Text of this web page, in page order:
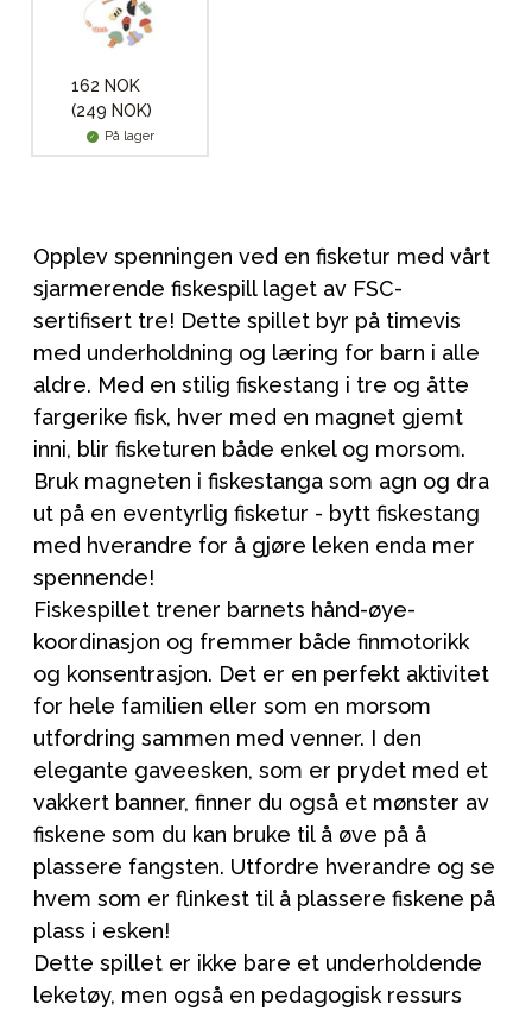
162 NOK
(249 NOK)
På lager
Opplev spenningen ved en fisketur med vårt
sjarmerende fiskespill laget av FSC-
sertifisert tre! Dette spillet byr på timevis
med underholdning og læring for barn i alle
aldre. Med en stilig fiskestang i tre og åtte
fargerike fisk, hver med en magnet gjemt
inni, blir fisketuren både enkel og morsom.
Bruk magneten i fiskestanga som agn og dra
ut på en eventyrlig fisketur - bytt fiskestang
med hverandre for å gjøre leken enda mer
spennende!
Fiskespillet trener barnets hånd-øye-
koordinasjon og fremmer både finmotorikk
og konsentrasjon. Det er en perfekt aktivitet
for hele familien eller som en morsom
utfordring sammen med venner. I den
elegante gaveesken, som er prydet med et
vakkert banner, finner du også et mønster av
fiskene som du kan bruke til å øve på å
plassere fangsten. Utfordre hverandre og se
hvem som er flinkest til å plassere fiskene på
plass i esken!
Dette spillet er ikke bare et underholdende
leketøy, men også en pedagogisk ressurs